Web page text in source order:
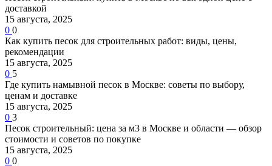
доставкой
15 августа, 2025
0 0
Как купить песок для строительных работ: виды, цены,
рекомендации
15 августа, 2025
0 5
Где купить намывной песок в Москве: советы по выбору,
ценам и доставке
15 августа, 2025
0 3
Песок строительный: цена за м3 в Москве и области — обзор
стоимости и советов по покупке
15 августа, 2025
0 0